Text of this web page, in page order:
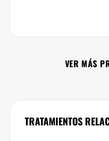
¡Ponele buena cara a la vida
VER MÁS
TRATAMIENTOS